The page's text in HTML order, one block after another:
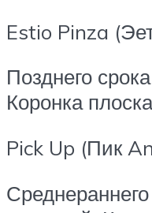
Estio Pinza
Позднего
Коронка
Pick Up (Пик